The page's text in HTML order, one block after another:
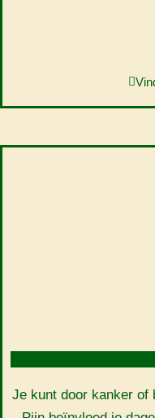
Je kunt door kanker of